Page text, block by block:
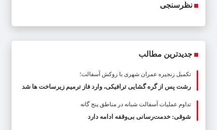
نظرسنجی
جدیدترین مطالب
تکمیل زنجیره عمران شهری با روکش آسفالت؛
رشت پس از گره گشایی ترافیکی، وارد فاز ترمیم زیرساخت ها شد
تداوم عملیات آسفالت‌ شبانه در مناطق پنج گانه
شوقی: خدمت‌رسانی بی‌وقفه ادامه دارد